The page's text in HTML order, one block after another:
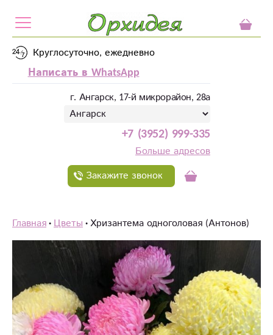
Круглосуточно, ежедневно
Написать в WhatsApp
г. Ангарск, 17-й микрорайон, 28а
+7 (3952) 999-335
Больше адресов
Закажите звонок
Главная Цветы Хризантема одноголовая (Антонов)